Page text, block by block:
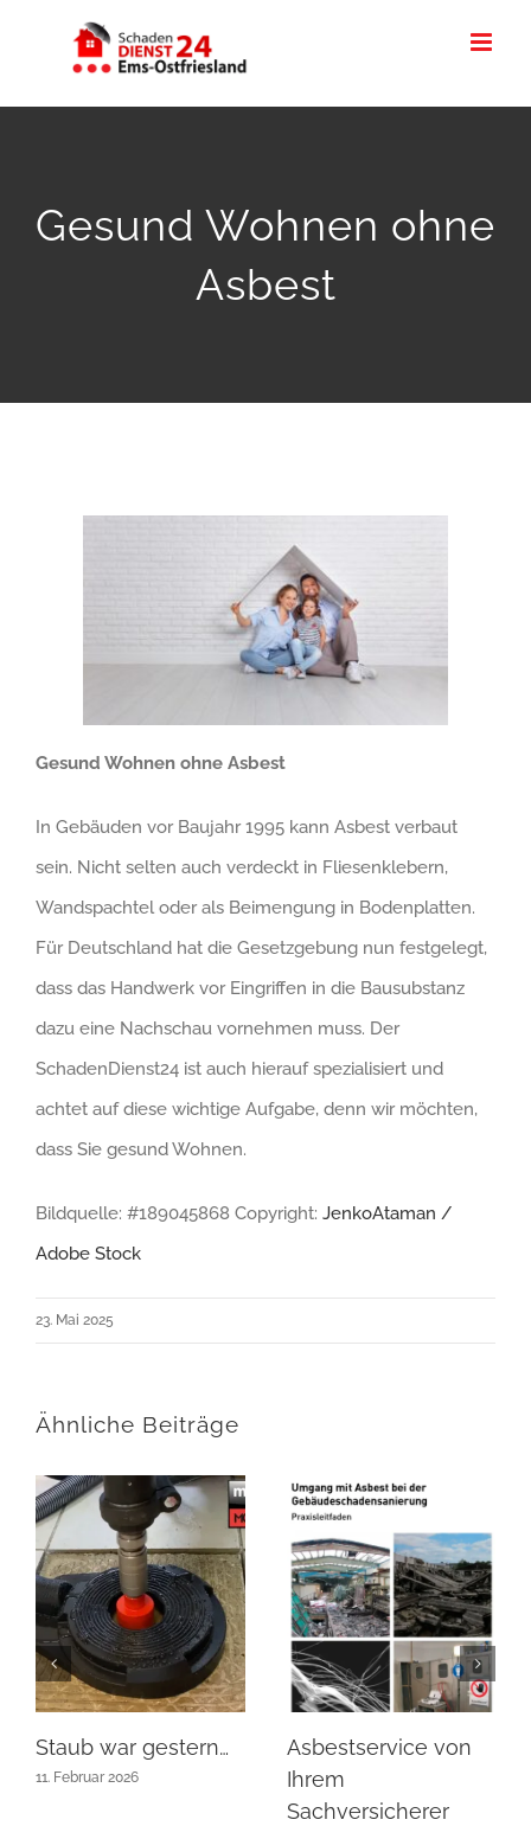
Gesund Wohnen ohne
Asbest
Gesund Wohnen ohne Asbest
In Gebäuden vor Baujahr 1995 kann Asbest verbaut
sein. Nicht selten auch verdeckt in Fliesenklebern,
Wandspachtel oder als Beimengung in Bodenplatten.
Für Deutschland hat die Gesetzgebung nun festgelegt,
dass das Handwerk vor Eingriffen in die Bausubstanz
dazu eine Nachschau vornehmen muss. Der
SchadenDienst24 ist auch hierauf spezialisiert und
achtet auf diese wichtige Aufgabe, denn wir möchten,
dass Sie gesund Wohnen.
Bildquelle: #189045868 Copyright: JenkoAtaman /
Adobe Stock
23. Mai 2025
Ähnliche Beiträge
Staub war gestern…
11. Februar 2026
Asbestservice von
Ihrem
Sachversicherer